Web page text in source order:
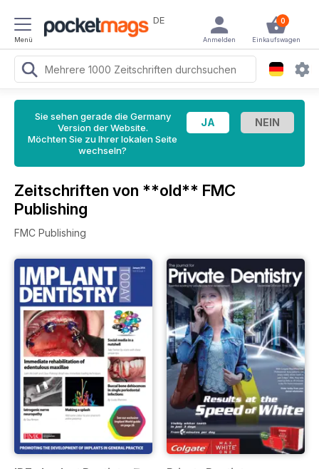
Menü
DE 0
Einkaufswagen
Anmelden
Sie sehen gerade die Germany
Version der Website.
Möchten Sie zu Ihrer lokalen Seite
wechseln?
Zeitschriften von **old** FMC
Publishing
FMC Publishing